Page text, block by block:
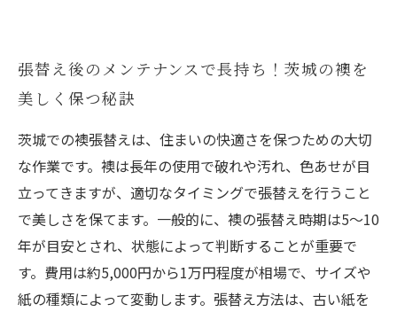
張替え後のメンテナンスで長持ち！茨城の襖を
美しく保つ秘訣
茨城での襖張替えは、住まいの快適さを保つための大切
な作業です。襖は長年の使用で破れや汚れ、色あせが目
立ってきますが、適切なタイミングで張替えを行うこと
で美しさを保てます。一般的に、襖の張替え時期は5〜10
年が目安とされ、状態によって判断することが重要で
す。費用は約5,000円から1万円程度が相場で、サイズや
紙の種類によって変動します。張替え方法は、古い紙を